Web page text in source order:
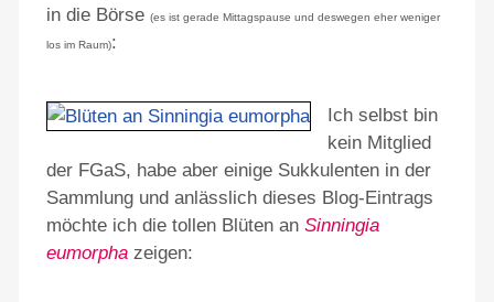
in die Börse (es ist gerade Mittagspause und deswegen eher weniger
los im Raum):
Ich selbst bin
kein Mitglied
der FGaS, habe aber einige Sukkulenten in der
Sammlung und anlässlich dieses Blog-Eintrags
möchte ich die tollen Blüten an Sinningia
eumorphazeigen: